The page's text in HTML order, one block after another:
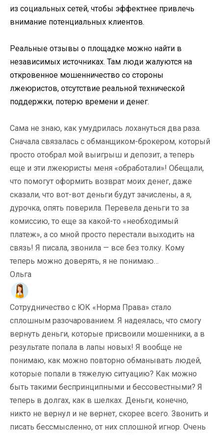
из социальных сетей, чтобы эффектнее привлечь
внимание потенциальных клиентов.
Реальные отзывы о площадке можно найти в
независимых источниках. Там люди жалуются на
откровенное мошенничество со стороны
лжеюристов, отсутствие реальной технической
поддержки, потерю времени и денег.
Сама не знаю, как умудрилась лохануться два раза.
Сначала связалась с обманщиком-брокером, который
просто отобрал мой выигрыш и депозит, а теперь
еще и эти лжеюристы меня «обработали»! Обещали,
что помогут оформить возврат моих денег, даже
сказали, что вот-вот деньги будут зачислены, а я,
дурочка, опять поверила. Перевела деньги то за
комиссию, то еще за какой-то «необходимый
платеж», а со мной просто перестали выходить на
связь! Я писала, звонила — все без толку. Кому
теперь можно доверять, я не понимаю…
Ольга
Сотрудничество с ЮК «Норма Права» стало
сплошным разочарованием. Я надеялась, что смогу
вернуть деньги, которые присвоили мошенники, а в
результате попала в лапы новых! Я вообще не
понимаю, как можно повторно обманывать людей,
которые попали в тяжелую ситуацию? Как можно
быть такими беспринципными и бессовестными? Я
теперь в долгах, как в шелках. Деньги, конечно,
никто не вернул и не вернет, скорее всего. Звонить и
писать бессмысленно, от них сплошной игнор. Очень